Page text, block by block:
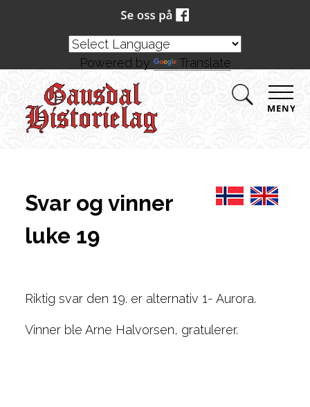
MENY
Svar og vinner
luke 19
Riktig svar den 19. er alternativ 1- Aurora.
Vinner ble Arne Halvorsen, gratulerer.
Powered by Translate